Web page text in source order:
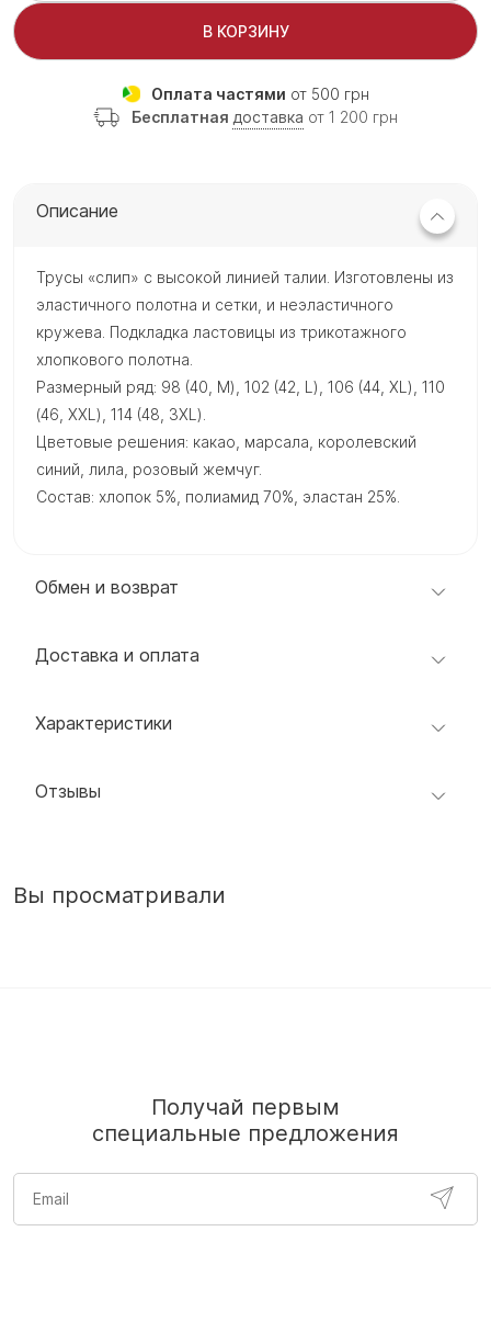
В КОРЗИНУ
Оплата частями от 500 грн
Бесплатная доставка от 1 200 грн
Описание
Трусы «слип» с высокой линией талии. Изготовлены из
эластичного полотна и сетки, и неэластичного
кружева. Подкладка ластовицы из трикотажного
хлопкового полотна.
Размерный ряд: 98 (40, M), 102 (42, L), 106 (44, XL), 110
(46, XXL), 114 (48, 3XL).
Цветовые решения: какао, марсала, королевский
синий, лила, розовый жемчуг.
Состав: хлопок 5%, полиамид 70%, эластан 25%.
Обмен и возврат
Доставка и оплата
Характеристики
Отзывы
Вы просматривали
Получай первым
специальные предложения